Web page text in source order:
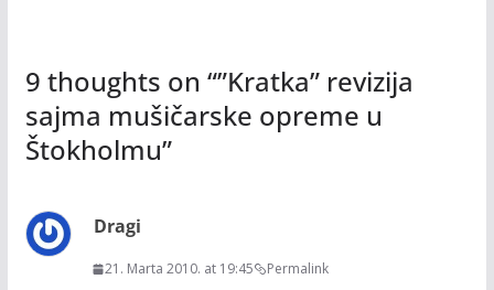
9 thoughts on “”Kratka” revizija
sajma mušičarske opreme u
Štokholmu”
Dragi
21. Marta 2010. at 19:45 Permalink